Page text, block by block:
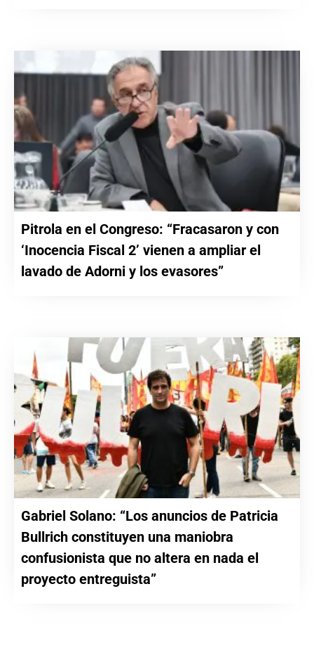
Pitrola en el Congreso: “Fracasaron y con
‘Inocencia Fiscal 2’ vienen a ampliar el
lavado de Adorni y los evasores”
Gabriel Solano: “Los anuncios de Patricia
Bullrich constituyen una maniobra
confusionista que no altera en nada el
proyecto entreguista”